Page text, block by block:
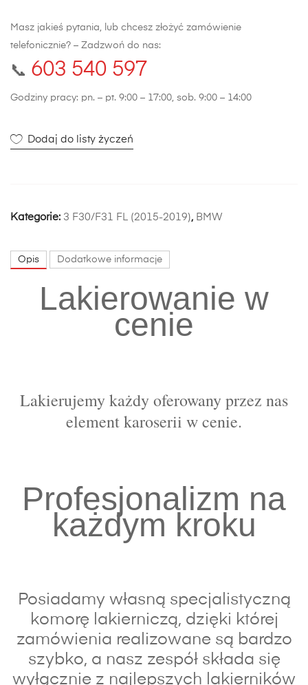
Masz jakieś pytania, lub chcesz złożyć zamówienie
telefonicznie? – Zadzwoń do nas:
📞 603 540 597
Godziny pracy: pn. – pt. 9:00 – 17:00, sob. 9:00 – 14:00
Dodaj do listy życzeń
Kategorie: 3 F30/F31 FL (2015-2019), BMW
Opis Dodatkowe informacje
Lakierowanie w
cenie
Lakierujemy każdy oferowany przez nas
element karoserii w cenie.
Profesjonalizm na
każdym kroku
Posiadamy własną specjalistyczną
komorę lakierniczą, dzięki której
zamówienia realizowane są bardzo
szybko, a nasz zespół składa się
wyłącznie z najlepszych lakierników